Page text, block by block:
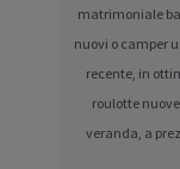
matrimoniale
nuovi o camper
recente, in
roulotte
veranda, a